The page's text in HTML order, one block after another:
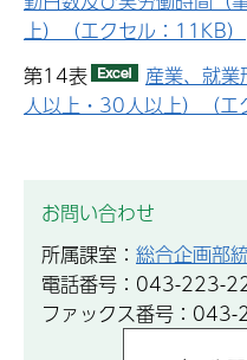
上）（エクセル：11KB）
第14表
産業、就
人以上・30人以上）（エ
お問い合わせ
所属課室： 総合企画部
電話番号：043-223-
ファックス番号：